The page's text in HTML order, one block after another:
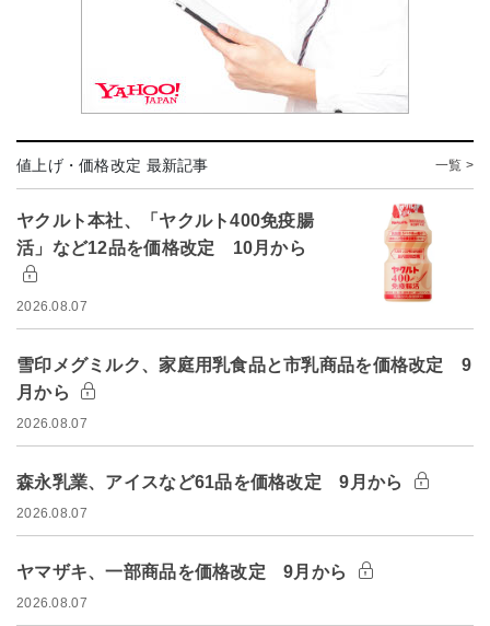
値上げ・価格改定 最新記事 一覧 >
ヤクルト本社、「ヤクルト400免疫腸
活」など12品を価格改定 10月から
2026.08.07
雪印メグミルク、家庭用乳食品と市乳商品を価格改定 9
月から
2026.08.07
森永乳業、アイスなど61品を価格改定 9月から
2026.08.07
ヤマザキ、一部商品を価格改定 9月から
2026.08.07